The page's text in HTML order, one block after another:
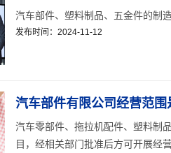
汽车部件、塑料制品、五金件的制
发布时间：2024-11-12
汽车部件有限公司经营范
汽车零部件、拖拉机配件、塑料制
目，经相关部门批准后方可开展经